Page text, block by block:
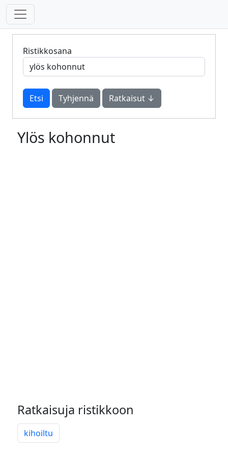
Ristikkosana
Tyhjennä Ratkaisut ↓
Ylös kohonnut
Ratkaisuja ristikkoon
kihoiltu